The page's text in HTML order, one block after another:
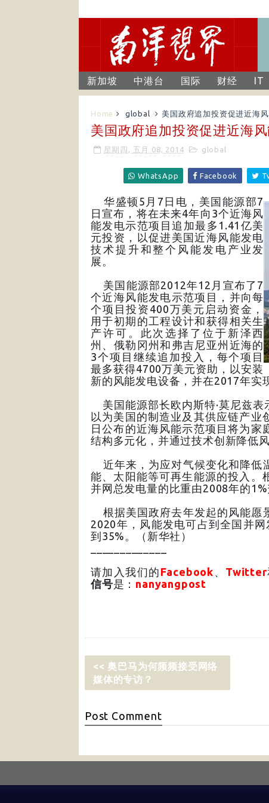
新加坡 中港台 国际 财经 IT
Home global 美国政府追加投资促进近海
美国政府追加投资促进近海
星期四, 五月 08, 2014 global
WhatsApp Facebook
华盛顿5月7日电，美国能源部7
日宣布，将在未来4年向3个近海风
能发电示范项目追加最多1.41亿美
元投资，以促进美国近海风能发电
技术提升和整个风能发电产业发
展。
美国能源部2012年12月宣布了7
个近海风能发电示范项目，并向每
个项目投资400万美元启动资金，
用于初期的工程设计和获得相关生
产许可。此次选择了位于新泽西
州、俄勒冈州和弗吉尼亚州近海的
3个项目继续追加投入，每个项目
最多获得4700万美元资助，以安装
新的风能发电设备，并在2017年实
美国能源部长欧内斯特·莫尼兹表
以为美国的制造业及其供应链产业
日公布的近海风能示范项目将为家
结构多元化，并通过技术创新降低
近年来，为应对气候变化和降低
能、太阳能等可再生能源的投入。
并网总发电量的比重由2008年的1%
根据美国政府去年发起的风能愿
2020年，风能发电可占到全国并
到35%。（新华社）
请加入我们的 Facebook 、 Twitter
信号是： nanyangpost
<< 奥巴马为何频频接受网络
媒体的专访？
Post Comment